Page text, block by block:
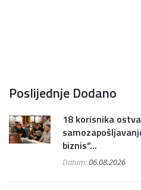
Poslijednje Dodano
18 korisnika
biznis“...
Datum:06.08.2026